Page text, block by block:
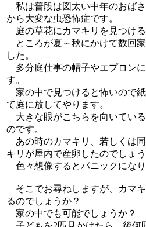
私は普段は図太い中年のおば
から大変な虫恐怖症です。
庭の草花にカマキリを見つける
ところが夏～秋にかけて数回
した。
多分庭仕事の帽子やエプロン
す。
家の中で見つけると怖いので
て庭に放してやります。
大きな眼がこちらを向いてい
のです。
あの時のカマキリ、若しくは
キリが屋内で産卵したのでしょう
色々想像するとパニックになり
そこでお尋ねしますが、カマ
るのでしょうか？
家の中でも可能でしょうか？